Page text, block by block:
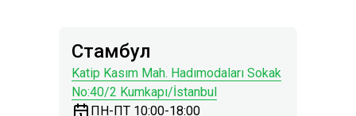
Стамбул
Katip Kasım Mah. Hadımodaları Sokak
No:40/2 Kumkapı/İstanbul
ПН-ПТ 10:00-18:00